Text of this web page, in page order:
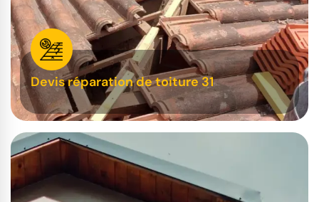
Devis réparation de toiture 31